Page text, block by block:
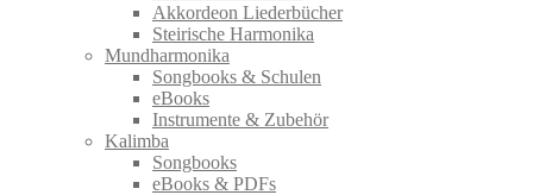
Akkordeon Liederbücher
Steirische Harmonika
Mundharmonika
Songbooks & Schulen
eBooks
Instrumente & Zubehör
Kalimba
Songbooks
eBooks & PDFs